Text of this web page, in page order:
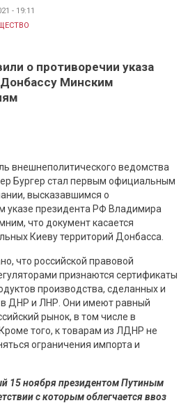
- 19:11
о противоречии указа
Минским
внешнеполитического ведомства
Бургер стал первым официальным
высказавшимся о
указе президента РФ Владимира
что документ касается
Киеву территорий Донбасса.
что российской правовой
признаются сертификаты
производства, сделанных и
ДНР и ЛНР. Они имеют равный
рынок, в том числе в
Кроме того, к товарам из ЛДНР не
ограничения импорта и
15 ноября президентом Путиным
с которым облегчается ввоз